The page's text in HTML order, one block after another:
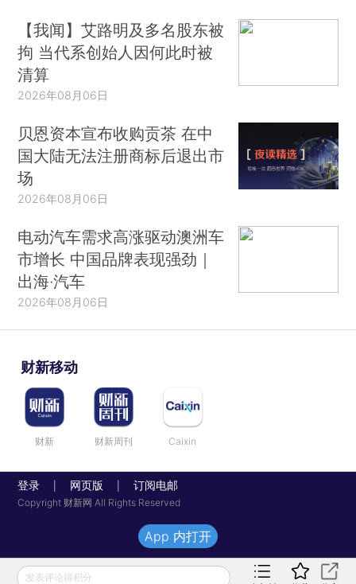
【我闻】艾路明及多名股东被
拘 当代系创始人因何此时被
清算
2026年08月06日
贝恩资本宣布收购贡茶 在中
国大陆无法注册商标后退出市
场
2026年08月06日
电动汽车需求高涨驱动澳洲车
市增长 中国品牌表现强劲｜
出海·汽车
2026年08月06日
财新移动
财新 财新周刊 Caixin
登录 网页版 订阅电邮
Copyright 财新网 All Rights Reserved
发表评论得积分
App 内打开